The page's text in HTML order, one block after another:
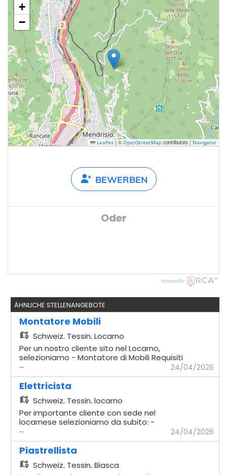
+
−
Leaflet |© OpenStreetMap contributors | Navigator
BEWERBEN
Oder
Powered by
ÄHNLICHE STELLENANGEBOTE
Montatore Mobili
Schweiz, Tessin, Locarno
Per un nostro cliente sito nel Locarno,
selezioniamo - Montatore di Mobili Requisiti
richiesti - Comprovata esperienza
pluriennale nella mansione - Comprovata
capacità a lavorare in maniera autonoma -
Possesso dell'attrezzatura di base -
Disponibilità a lavorare in Trasferta in
Svizzera Interna Offriamo - Contratti
temporanei in relazione alle necessità del
nostro cliente
... 24/04/2026
Elettricista
Schweiz, Tessin, locarno
Per importante cliente con sede nel
locarnese selezioniamo da subito: -
Elettricista Mansioni - Installazione e
manutenzione di impianti elettrici civili e
industriali - Cablaggio e montaggio di
quadri elettrici, prese, interruttori e altri
componenti - Posa di cavi, canaline e
... 24/04/2026
Piastrellista
Schweiz, Tessin, Biasca